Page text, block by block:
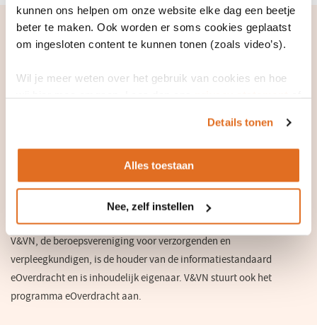
kunnen ons helpen om onze website elke dag een beetje
beter te maken. Ook worden er soms cookies geplaatst
om ingesloten content te kunnen tonen (zoals video’s).
Wil je meer weten over het gebruik van cookies en hoe
Details tonen
Alles toestaan
Nee, zelf instellen
Over de informatiestandaard
informatie effectiever en de registratielast lager. Verpleegkundigen
gegevens. Minder overtypen betekent minder kans op fouten.
patiëntveiligheid vergroot.
V&VN, de beroepsvereniging voor verzorgenden en
verpleegkundigen, is de houder van de informatiestandaard
eOverdracht en is inhoudelijk eigenaar. V&VN stuurt ook het
programma eOverdracht aan.